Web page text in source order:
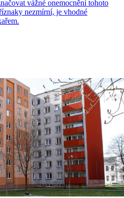
vážné onemocnění tohoto
nezmírní, je vhodné